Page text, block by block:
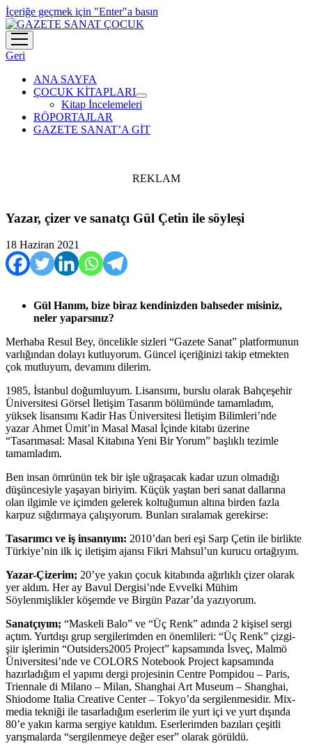
İçeriğe geçmek için "Enter"a basın
menüyü
aç
Geri
ANA SAYFA
ÇOCUK KİTAPLARI
menüyü
aç
Kitap İncelemeleri
RÖPORTAJLAR
GAZETE SANAT’A GİT
REKLAM
Yazar, çizer ve sanatçı Gül Çetin ile söyleşi
18 Haziran 2021
Gül Hanım, bize biraz kendinizden bahseder misiniz,
neler yaparsınız?
Merhaba Resul Bey, öncelikle sizleri “Gazete Sanat” platformunun
varlığından dolayı kutluyorum. Güncel içeriğinizi takip etmekten
çok mutluyum, devamını dilerim.
1985, İstanbul doğumluyum. Lisansımı, burslu olarak Bahçeşehir
Üniversitesi Görsel İletişim Tasarım bölümünde tamamladım,
yüksek lisansımı Kadir Has Üniversitesi İletişim Bilimleri’nde
yazar Ahmet Ümit’in Masal Masal İçinde kitabı üzerine
“Tasarımasal: Masal Kitabına Yeni Bir Yorum” başlıklı tezimle
tamamladım.
Ben insan ömrünün tek bir işle uğraşacak kadar uzun olmadığı
düşüncesiyle yaşayan biriyim. Küçük yaştan beri sanat dallarına
olan ilgimle ve içimden gelerek koltuğumun altına birden fazla
karpuz sığdırmaya çalışıyorum. Bunları sıralamak gerekirse:
Tasarımcı ve iş insanıyım: 2010’dan beri eşi Sarp Çetin ile birlikte
Türkiye’nin ilk iç iletişim ajansı Fikri Mahsul’un kurucu ortağıyım.
Yazar-Çizerim; 20’ye yakın çocuk kitabında ağırlıklı çizer olarak
yer aldım. Her ay Bavul Dergisi’nde Evvelki Mühim
Söylenmişlikler köşemde ve Birgün Pazar’da yazıyorum.
Sanatçıyım; “Maskeli Balo” ve “Üç Renk” adında 2 kişisel sergi
açtım. Yurtdışı grup sergilerimden en önemlileri: “Üç Renk” çizgi-
şiir işlerimin “Outsiders2005 Project” kapsamında İsveç, Malmö
Üniversitesi’nde ve COLORS Notebook Project kapsamında
hazırladığım el yapımı dergi projesinin Centre Pompidou – Paris,
Triennale di Milano – Milan, Shanghai Art Museum – Shanghai,
Shiodome Italia Creative Center – Tokyo’da sergilenmesidir. Mix-
media tekniği ile tasarladığım eserlerim ile yurt içi ve yurt dışında
80’e yakın karma sergiye katıldım. Eserlerimden bazıları çeşitli
yarışmalarda “sergilenmeye değer eser” olarak görüldü.